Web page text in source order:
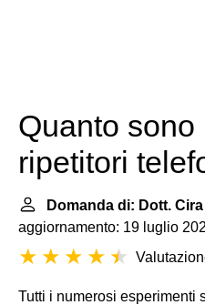
Quanto sono
ripetitori
Domanda di: Dott.
aggiornamento: 19 luglio
Tutti i numerosi esperimenti